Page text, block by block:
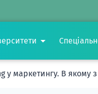
у маркетингу. В якому